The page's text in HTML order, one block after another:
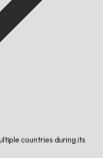
countries during its